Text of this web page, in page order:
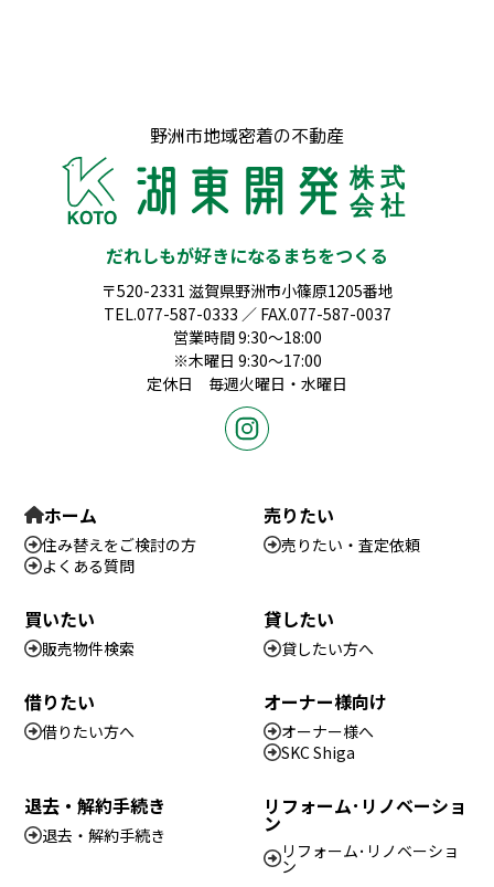
野洲市地域密着の不動産
だれしもが好きになるまちをつくる
〒520-2331 滋賀県野洲市小篠原1205番地
TEL.077-587-0333 ／ FAX.077-587-0037
営業時間 9:30～18:00
※木曜日 9:30～17:00
定休日 毎週火曜日・水曜日
ホーム
住み替えをご検討の方
よくある質問
買いたい
販売物件検索
退去・解約手続き
退去・解約手続き
借りたい
借りたい方へ
売りたい
売りたい・査定依頼
貸したい
貸したい方へ
オーナー様向け
オーナー様へ
SKC Shiga
リフォーム･リノベーショ
ン
リフォーム･リノベーショ
ン